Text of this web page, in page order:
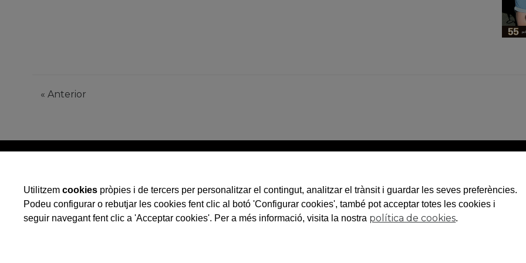
«Anterior
+34 973 281 473
aplec@aplec.org
Utilitzemcookies pròpies i de tercers per personalitzar el contingut, analitzar el trànsit i guardar les seves preferències.
Podeu configurar o rebutjar les cookies fent clic al botó 'Configurar cookies', també pot acceptar totes les cookies i
seguir navegant fent clic a 'Acceptar cookies'. Per a més informació, visita la nostra política de cookies.